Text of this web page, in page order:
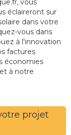
vous
éclaireront sur
dans votre
vous dans
à l'innovation
factures
économies
à notre
projet